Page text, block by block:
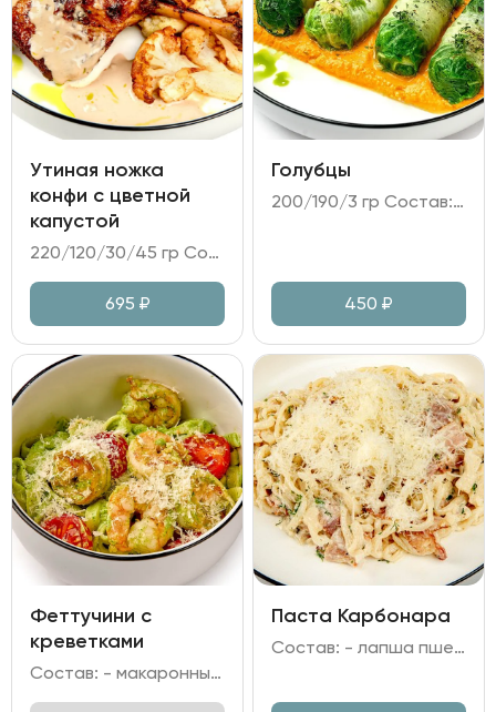
Утиная ножка
конфи с цветной
капустой
220/120/30/45 гр Состав: - утиная ножка конфи; - капуста цветная; - чатни из сливы; - соус перечный; микрозелень.
695 ₽
Голубцы
200/190/3 гр Состав: - фарш из говядины; лук репчатый; капуста пекинская; - соус на основе сметаны и томатной пасты с луком и морковь; - масло укропное, зелень.
450 ₽
Феттучини с
креветками
Состав: - макаронные изделия Феттучини; - креветка тигровая; - томаты черри, шпинат; - сливки, вино белое; - сыр Пармезан, чеснок.
Паста Карбонара
Состав: - лапша пшеничная; - бекон; - сыр Пармезан; - сливки; яичный желток; - лук репчатый; чеснок; зелень.